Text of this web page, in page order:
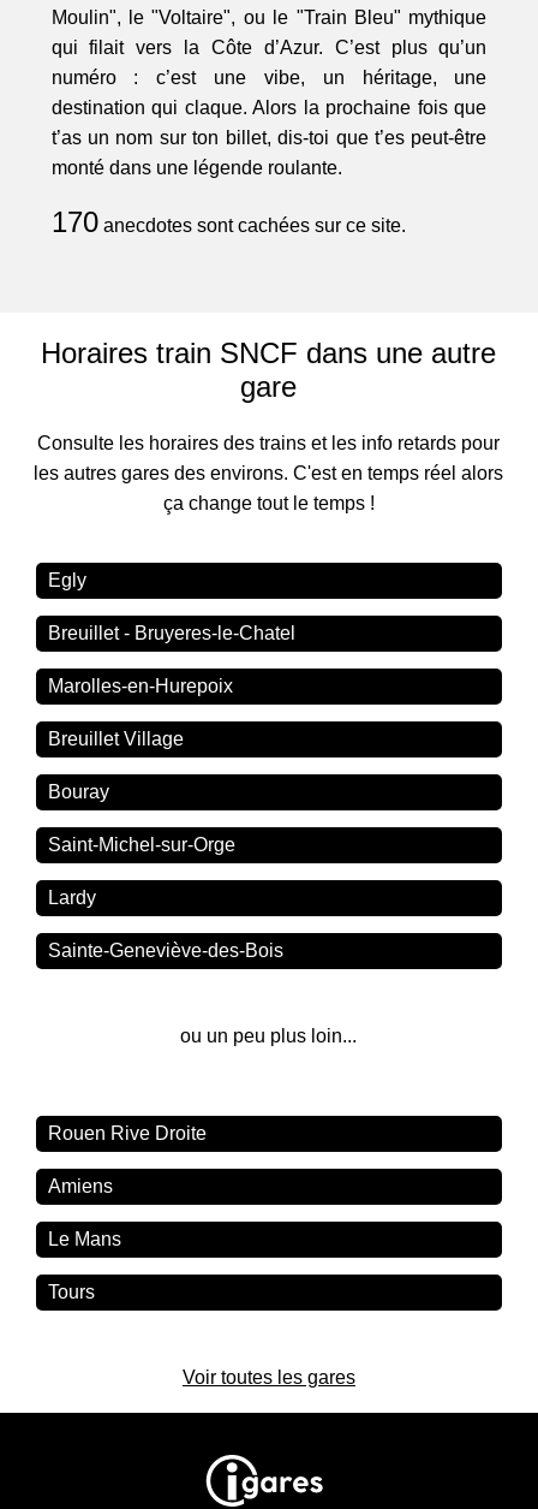
Moulin", le "Voltaire", ou le "Train Bleu" mythique
qui filait vers la Côte d’Azur. C’est plus qu’un
numéro : c’est une vibe, un héritage, une
destination qui claque. Alors la prochaine fois que
t’as un nom sur ton billet, dis-toi que t’es peut-être
monté dans une légende roulante.
170anecdotes sont cachées sur ce site.
Horaires train SNCF dans une autre
gare
Consulte les horaires des trains et les info retards pour
les autres gares des environs. C'est en temps réel alors
ça change tout le temps !
Egly
Breuillet - Bruyeres-le-Chatel
Marolles-en-Hurepoix
Breuillet Village
Bouray
Saint-Michel-sur-Orge
Lardy
Sainte-Geneviève-des-Bois
ou un peu plus loin...
Rouen Rive Droite
Amiens
Le Mans
Tours
Voir toutes les gares